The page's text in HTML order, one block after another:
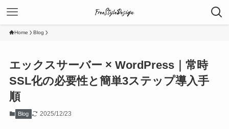
Home Blog
エックスサーバー × WordPress｜常時
SSL化の必要性と簡単3ステップ導入手
順
Blog 2025/12/23